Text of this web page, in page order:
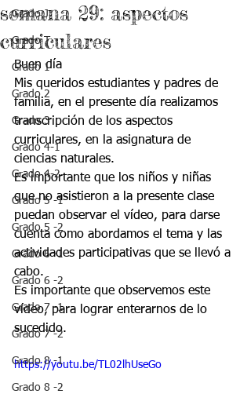
Grado J
Grado T
Grado 1
Grado 2
Grado 3
Grado 4-1
Grado 4-2
Grado 5 -1
Grado 5 -2
Grado 6 -1
Grado 6 -2
Grado 7 -1
Grado 7 -2
Grado 8 -1
Grado 8 -2
semana 29: aspectos
curriculares
Buen día
Mis queridos estudiantes y padres de
familia, en el presente día realizamos
transcripción de los aspectos
curriculares, en la asignatura de
ciencias naturales.
Es importante que los niños y niñas
que no asistieron a la presente clase
puedan observar el vídeo, para darse
cuenta como abordamos el tema y las
actividades participativas que se llevó a
cabo.
Es importante que observemos este
vídeo, para lograr enterarnos de lo
sucedido.
https://youtu.be/TL02lhUseGo